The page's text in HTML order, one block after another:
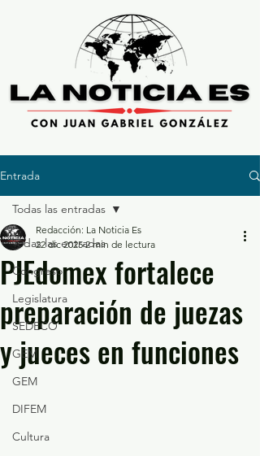
Entrada
Todas las entradas
Congreso
Legislatura
SEDECO
GEM
GEM
DIFEM
Cultura
Todas las entradas
PJEdomex fortalece
preparación de juezas
y jueces en funciones
Redacción: La Noticia Es
22 dic 2025 2 min de lectura